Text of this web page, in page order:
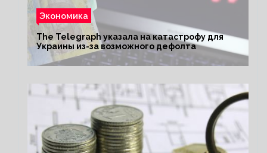
Экономика
The Telegraph указала на катастрофу для
Украины из-за возможного дефолта